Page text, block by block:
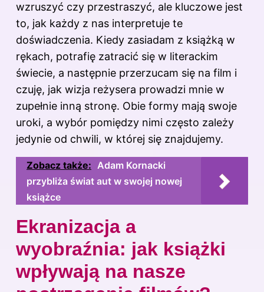
wzruszyć czy przestraszyć, ale kluczowe jest
to, jak każdy z nas interpretuje te
doświadczenia. Kiedy zasiadam z książką w
rękach, potrafię zatracić się w literackim
świecie, a następnie przerzucam się na film i
czuję, jak wizja reżysera prowadzi mnie w
zupełnie inną stronę. Obie formy mają swoje
uroki, a wybór pomiędzy nimi często zależy
jedynie od chwili, w której się znajdujemy.
Zobacz także: Adam Kornacki
przybliża świat aut w swojej nowej
książce
Ekranizacja a
wyobraźnia: jak książki
wpływają na nasze